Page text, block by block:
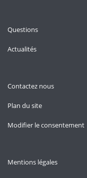
Questions
Actualités
Contactez nous
Plan du site
Modifier le consentement
Mentions légales